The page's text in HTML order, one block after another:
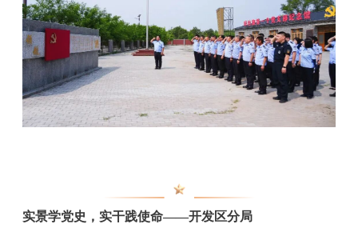
实景学党史，实干践使命——开发区分局